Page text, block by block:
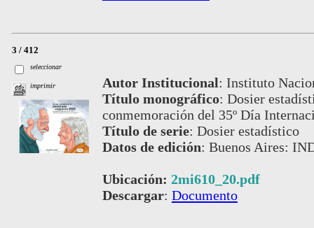
3 / 412
seleccionar
imprimir Autor Institucional: Instituto
Título monográfico: Dosier
conmemoración del 35º Día
Título de serie: Dosier estadístico
Datos de edición: Buenos Aires:
Ubicación: 2mi610_20.pdf
Descargar: Documento